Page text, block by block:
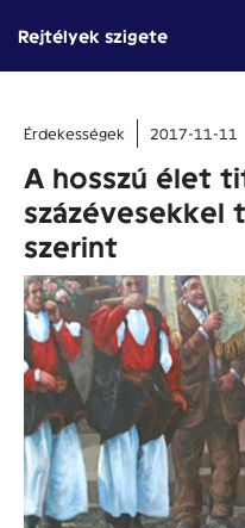
tartalomba
Rejtélyek szigete
Érdekességek 2017-11-11
A hosszú élet
százévesekkel
szerint